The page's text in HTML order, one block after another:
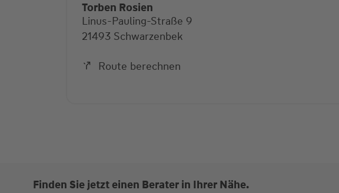
Torben Rosien
Linus-Pauling-Straße 9
21493 Schwarzenbek
Route berechnen
Finden Sie jetzt einen Berater in Ihrer Nähe.